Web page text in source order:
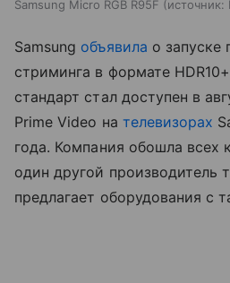
Samsung Micro RGB R95F источник:
Samsung объявила о запуске
стриминга в формате
стандарт стал доступен в
Prime Video на телевизорах
года. Компания обошла всех
один другой производитель
предлагает оборудования с